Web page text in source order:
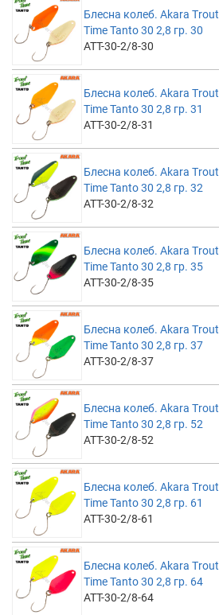
Блесна колеб. Akara Trout
Time Tanto 30 2,8 гр. 30
ATT-30-2/8-30
Блесна колеб. Akara Trout
Time Tanto 30 2,8 гр. 31
ATT-30-2/8-31
Блесна колеб. Akara Trout
Time Tanto 30 2,8 гр. 32
ATT-30-2/8-32
Блесна колеб. Akara Trout
Time Tanto 30 2,8 гр. 35
ATT-30-2/8-35
Блесна колеб. Akara Trout
Time Tanto 30 2,8 гр. 37
ATT-30-2/8-37
Блесна колеб. Akara Trout
Time Tanto 30 2,8 гр. 52
ATT-30-2/8-52
Блесна колеб. Akara Trout
Time Tanto 30 2,8 гр. 61
ATT-30-2/8-61
Блесна колеб. Akara Trout
Time Tanto 30 2,8 гр. 64
ATT-30-2/8-64